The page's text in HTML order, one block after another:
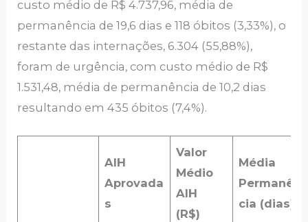
custo médio de R$ 4.737,96, média de
permanência de 19,6 dias e 118 óbitos (3,33%), o
restante das internações, 6.304 (55,88%),
foram de urgência, com custo médio de R$
1.531,48, média de permanência de 10,2 dias
resultando em 435 óbitos (7,4%).
AIH
Aprovada
s
Valor
Médio
AIH
(R$)
Média
Permanên
cia (dias)